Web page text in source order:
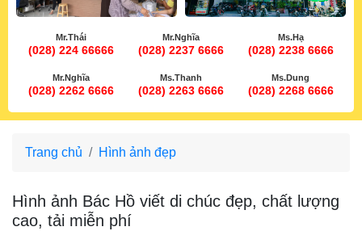
Mr.Thái
(028) 224 66666
Mr.Nghĩa
(028) 2237 6666
Ms.Hạ
(028) 2238 6666
Mr.Nghĩa
(028) 2262 6666
Ms.Thanh
(028) 2263 6666
Ms.Dung
(028) 2268 6666
Trang chủ Hình ảnh đẹp
Hình ảnh Bác Hồ viết di chúc đẹp, chất lượng
cao, tải miễn phí